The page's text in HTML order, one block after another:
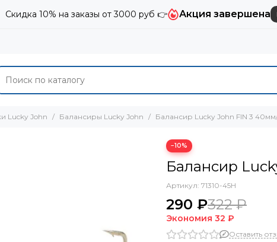
Скидка 10% на заказы от 3000 руб 👉 Акция завершена
Lucky John Балансиры Lucky John Балансир Lucky John FIN 3
−10%
Балансир
Артикул: 71310-45H
290 ₽322 ₽
Экономия 32 ₽
Оставить